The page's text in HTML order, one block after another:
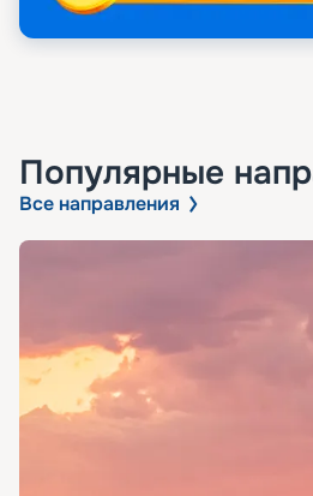
Популярные
Все направления